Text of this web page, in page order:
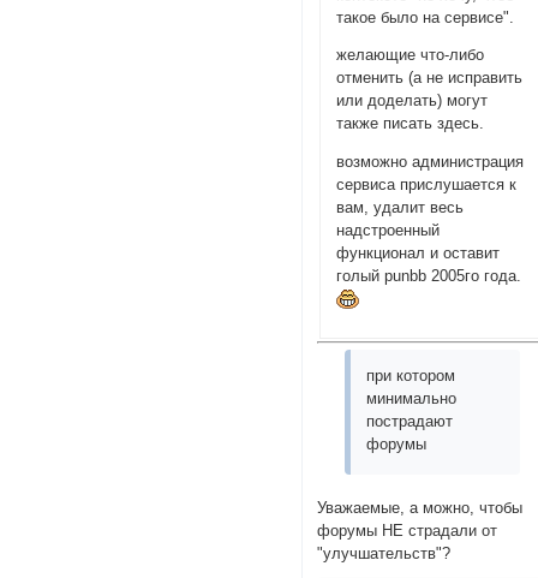
такое было на сервисе".
желающие что-либо
отменить (а не исправить
или доделать) могут
также писать здесь.
возможно администрация
сервиса прислушается к
вам, удалит весь
надстроенный
функционал и оставит
голый punbb 2005го года.
при котором
минимально
пострадают
форумы
Уважаемые, а можно, чтобы
форумы НЕ страдали от
"улучшательств"?